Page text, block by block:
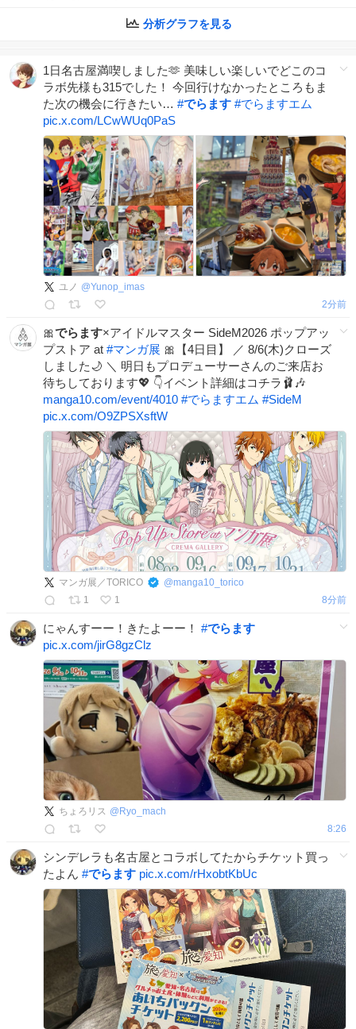
分析グラフを見る
1日名古屋満喫しました🫶 美味しい楽しいでどこのコ
ラボ先様も315でした！ 今回行けなかったところもま
た次の機会に行きたい… #でらます #でらますエム
pic.x.com/LCwWUq0PaS
ユノ @Yunop_imas
2分前
🎀でらます×アイドルマスター SideM2026 ポップアッ
プストア at #マンガ展 🎀【4日目】 ／ 8/6(木)クローズ
しました🌙 ＼ 明日もプロデューサーさんのご来店お
待ちしております💖 👇イベント詳細はコチラ🩰🎶
manga10.com/event/4010 #でらますエム #SideM
pic.x.com/O9ZPSXsftW
マンガ展／TORICO @manga10_torico
1
1 8分前
にゃんすーー！きたよーー！ #でらます
pic.x.com/jirG8gzClz
ちょろリス @ Ryo_mach
8:26
シンデレラも名古屋とコラボしてたからチケット買っ
たよん #でらます pic.x.com/rHxobtKbUc